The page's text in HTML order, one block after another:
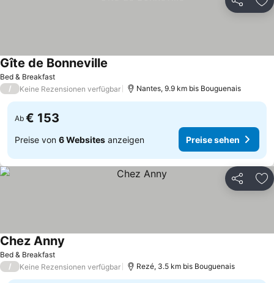
Teilen
Bed & Breakfast
Gîte de Bonneville
/ Keine Rezensionen verfügbar Nantes, 9.9 km bis Bouguenais
Ab € 153
Preise von 6 Websites anzeigen Preise sehen
Teilen
Bed & Breakfast
Chez Anny
/ Keine Rezensionen verfügbar Rezé, 3.5 km bis Bouguenais